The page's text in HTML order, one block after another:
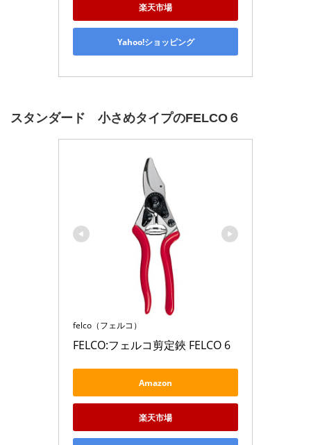
楽天市場
Yahoo!ショッピング
スタンダード 小さめタイプのFELCO６
felco（フェルコ）
FELCO:フェルコ剪定鋏 FELCO 6
Amazon
楽天市場